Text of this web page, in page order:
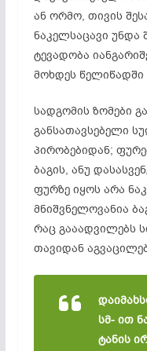
ან ორმო, თივის
ნაკელსაცავი უნდა
ტევადობა
მოხდეს
სადგომის ზომები
განსათავსებელი
პირობებიდან;
ბაგის, ანუ
ფურზე იყოს არა
მნიშვნელოვანია
რაც გააადვილებს
თავიდან
სმ- ით
ტანის